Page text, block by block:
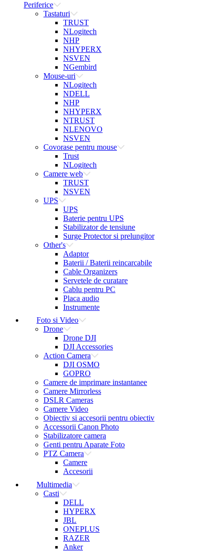
Periferice
Tastaturi
TRUST
NLogitech
NHP
NHYPERX
NSVEN
NGembird
Mouse-uri
NLogitech
NDELL
NHP
NHYPERX
NTRUST
NLENOVO
NSVEN
Covorase pentru mouse
Trust
NLogitech
Camere web
TRUST
NSVEN
UPS
UPS
Baterie pentru UPS
Stabilizator de tensiune
Surge Protector si prelungitor
Other's
Adaptor
Baterii / Baterii reincarcabile
Cable Organizers
Servetele de curatare
Cablu pentru PC
Placa audio
Instrumente
Foto si Video
Drone
Drone DJI
DJI Accessories
Action Camera
DJI OSMO
GOPRO
Camere de imprimare instantanee
Camere Mirrorless
DSLR Cameras
Camere Video
Obiectiv si accesorii pentru obiectiv
Accessorii Canon Photo
Stabilizatore camera
Genti pentru Aparate Foto
PTZ Camera
Camere
Accesorii
Multimedia
Casti
DELL
HYPERX
JBL
ONEPLUS
RAZER
Anker